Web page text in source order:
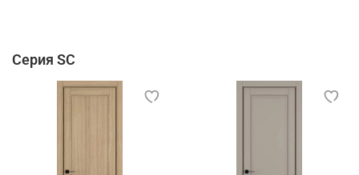
Серия SC